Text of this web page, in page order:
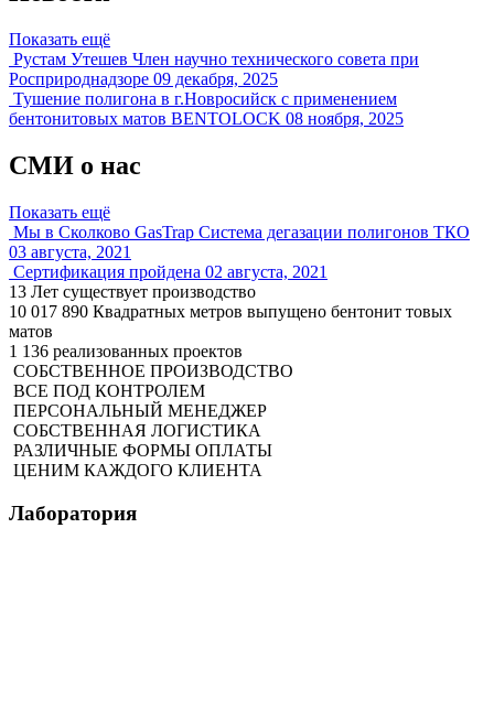
Показать ещё
Рустам Утешев Член научно технического совета при
Росприроднадзоре 09 декабря, 2025
Тушение полигона в г.Новросийск с применением
бентонитовых матов BENTOLOCK 08 ноября, 2025
СМИ о нас
Показать ещё
Мы в Сколково GasTrap Система дегазации полигонов ТКО
03 августа, 2021
Сертификация пройдена 02 августа, 2021
13 Лет существует производство
10 017 890 Квадратных метров выпущено бентонит товых
матов
1 136 реализованных проектов
СОБСТВЕННОЕ ПРОИЗВОДСТВО
ВСЕ ПОД КОНТРОЛЕМ
ПЕРСОНАЛЬНЫЙ МЕНЕДЖЕР
СОБСТВЕННАЯ ЛОГИСТИКА
РАЗЛИЧНЫЕ ФОРМЫ ОПЛАТЫ​
ЦЕНИМ КАЖДОГО КЛИЕНТА
Лаборатория